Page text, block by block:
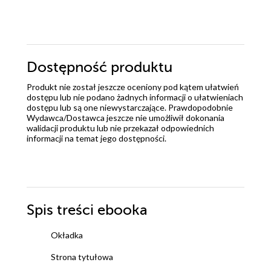
Dostępność produktu
Produkt nie został jeszcze oceniony pod kątem ułatwień
dostępu lub nie podano żadnych informacji o ułatwieniach
dostępu lub są one niewystarczające. Prawdopodobnie
Wydawca/Dostawca jeszcze nie umożliwił dokonania
walidacji produktu lub nie przekazał odpowiednich
informacji na temat jego dostępności.
Spis treści ebooka
Okładka
Strona tytułowa